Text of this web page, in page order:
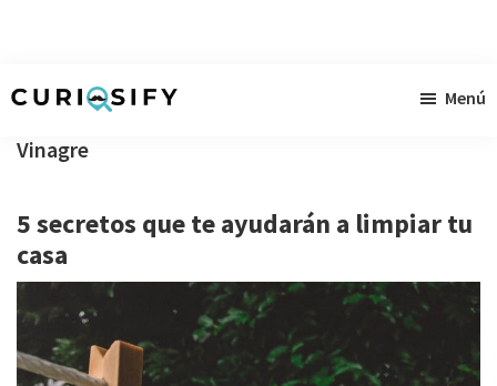
contenido
primaria
pie
singulares
raudales
Menú
Vinagre
5 secretos que te ayudarán a limpiar tu
casa